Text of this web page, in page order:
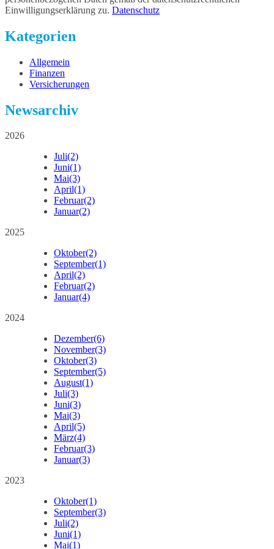
Einwilligungserklärung zu. Datenschutz
Kategorien
Allgemein
Finanzen
Versicherungen
Newsarchiv
2026
Juli(2)
Juni(1)
Mai(3)
April(1)
Februar(2)
Januar(2)
2025
Oktober(2)
September(1)
April(2)
Februar(2)
Januar(4)
2024
Dezember(6)
November(3)
Oktober(3)
September(5)
August(1)
Juli(3)
Juni(3)
Mai(3)
April(5)
März(4)
Februar(3)
Januar(3)
2023
Oktober(1)
September(3)
Juli(2)
Juni(1)
Mai(1)